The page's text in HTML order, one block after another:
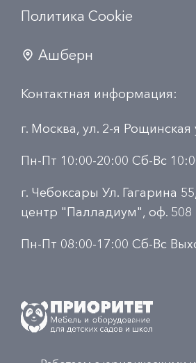
Политика Сookie
Ашберн
Контактная информация:
г. Москва, ул. 2-я Рощинская
Пн-Пт 10:00-20:00 Сб-Вс
г. Чебоксары Ул. Гагарина
центр "Палладиум", оф. 508
Пн-Пт 08:00-17:00 Сб-Вс